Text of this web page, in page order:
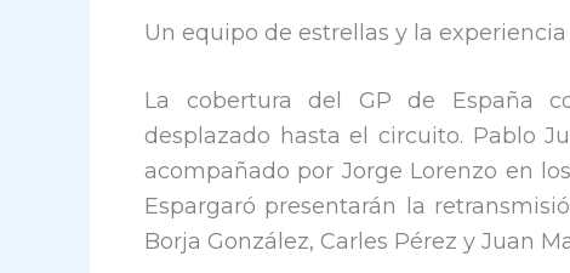
Un equipo de estrellas y la
La cobertura del GP de España
desplazado hasta el circuito. Pablo
acompañado por Jorge Lorenzo en
Espargaró presentarán la
Borja González, Carles Pérez y Juan